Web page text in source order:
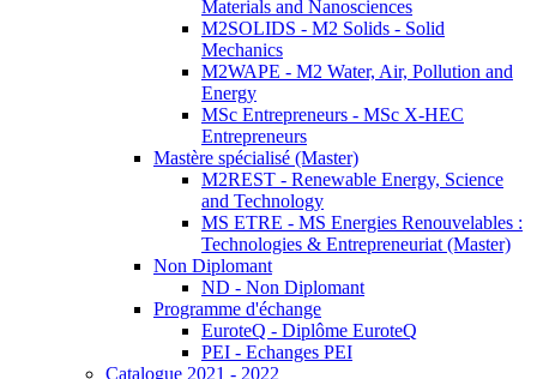
Materials and Nanosciences
M2SOLIDS - M2 Solids - Solid
Mechanics
M2WAPE - M2 Water, Air, Pollution and
Energy
MSc Entrepreneurs - MSc X-HEC
Entrepreneurs
Mastère spécialisé (Master)
M2REST - Renewable Energy, Science
and Technology
MS ETRE - MS Energies Renouvelables :
Technologies & Entrepreneuriat (Master)
Non Diplomant
ND - Non Diplomant
Programme d'échange
EuroteQ - Diplôme EuroteQ
PEI - Echanges PEI
Catalogue 2021 - 2022